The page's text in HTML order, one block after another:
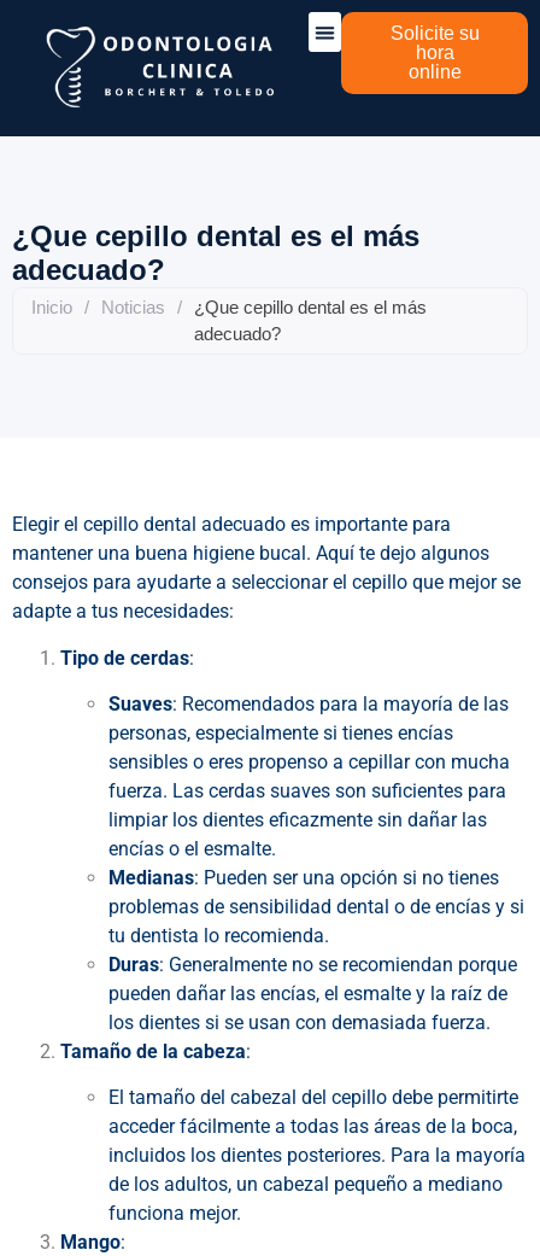
Solicite su
hora
online
¿Que cepillo dental es el más
adecuado?
Inicio / Noticias /
¿Que cepillo dental es el más
adecuado?
Elegir el cepillo dental adecuado es importante para
mantener una buena higiene bucal. Aquí te dejo algunos
consejos para ayudarte a seleccionar el cepillo que mejor se
adapte a tus necesidades:
Tipo de cerdas:
Suaves: Recomendados para la mayoría de las
personas, especialmente si tienes encías
sensibles o eres propenso a cepillar con mucha
fuerza. Las cerdas suaves son suficientes para
limpiar los dientes eficazmente sin dañar las
encías o el esmalte.
Medianas: Pueden ser una opción si no tienes
problemas de sensibilidad dental o de encías y si
tu dentista lo recomienda.
Duras: Generalmente no se recomiendan porque
pueden dañar las encías, el esmalte y la raíz de
los dientes si se usan con demasiada fuerza.
Tamaño de la cabeza:
El tamaño del cabezal del cepillo debe permitirte
acceder fácilmente a todas las áreas de la boca,
incluidos los dientes posteriores. Para la mayoría
de los adultos, un cabezal pequeño a mediano
funciona mejor.
Mango: